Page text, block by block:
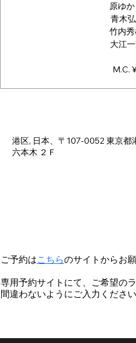
ご予約はこちらのサイトからお
専用予約サイトにて、ご希望の
間違わないようにご入力ください
原ゆ
青木
竹内
大江
M.C.
港区, 日本、〒107-0052 東京都
六本木 ２Ｆ